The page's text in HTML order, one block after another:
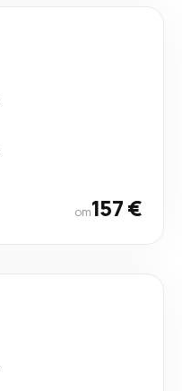
от157 €